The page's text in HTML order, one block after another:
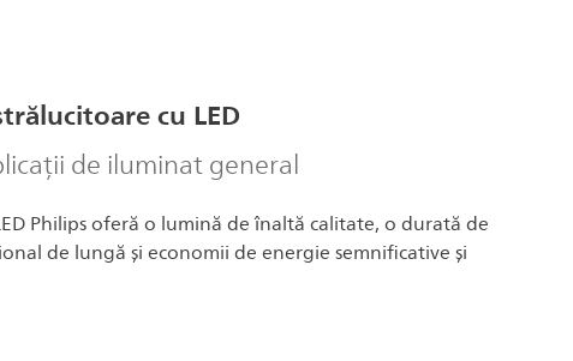
cu LED
de iluminat general
Philips oferă o lumină de înaltă calitate, o durată de
de lungă și economii de energie semnificative și